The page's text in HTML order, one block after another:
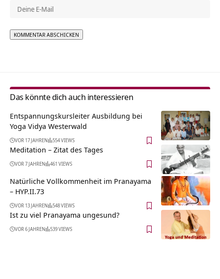
Das könnte dich auch interessieren
Entspannungskursleiter Ausbildung bei
Yoga Vidya Westerwald
VOR 17 JAHREN 554 VIEWS
Meditation – Zitat des Tages
VOR 7 JAHREN 461 VIEWS
Natürliche Vollkommenheit im Pranayama
– HYP.II.73
VOR 13 JAHREN 548 VIEWS
Ist zu viel Pranayama ungesund?
VOR 6 JAHREN 539 VIEWS